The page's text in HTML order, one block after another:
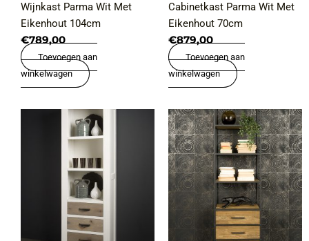
Wijnkast Parma Wit Met
Eikenhout 104cm
€789,00
Toevoegen aan
winkelwagen
Cabinetkast Parma Wit Met
Eikenhout 70cm
€879,00
Toevoegen aan
winkelwagen